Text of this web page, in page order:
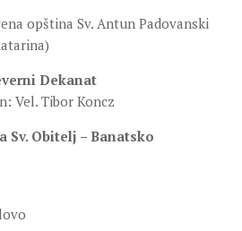
opština Sv. Antun Padovanski
Dekanat
Vel. Tibor Koncz
Sv. Obitelj – Banatsko